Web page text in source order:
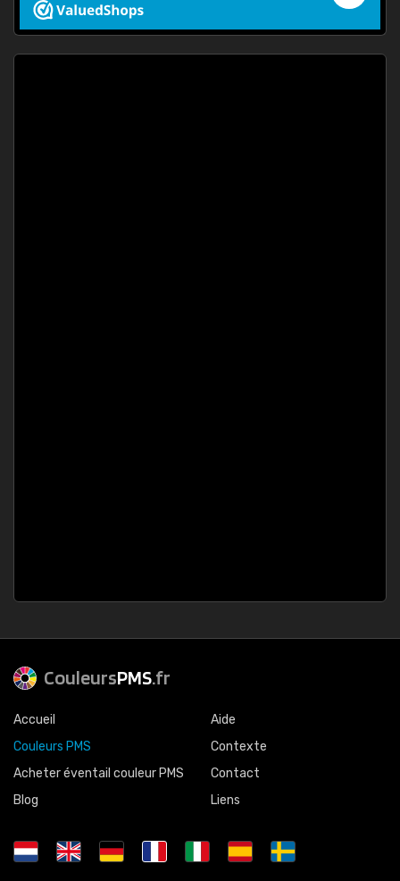
CouleursPMS.fr
Accueil
Couleurs PMS
Acheter éventail couleur PMS
Blog
Aide
Contexte
Contact
Liens